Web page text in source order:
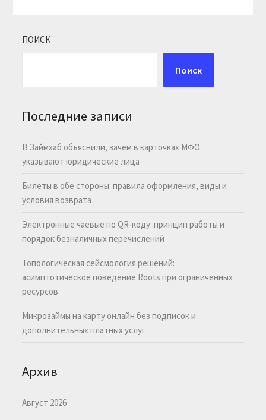
ПОИСК
Поиск
Последние записи
В Займхаб объяснили, зачем в карточках МФО
указывают юридические лица
Билеты в обе стороны: правила оформления, виды и
условия возврата
Электронные чаевые по QR-коду: принцип работы и
порядок безналичных перечислений
Топологическая сейсмология решений:
асимптотическое поведение Roots при ограниченных
ресурсов
Микрозаймы на карту онлайн без подписок и
дополнительных платных услуг
Архив
Август 2026